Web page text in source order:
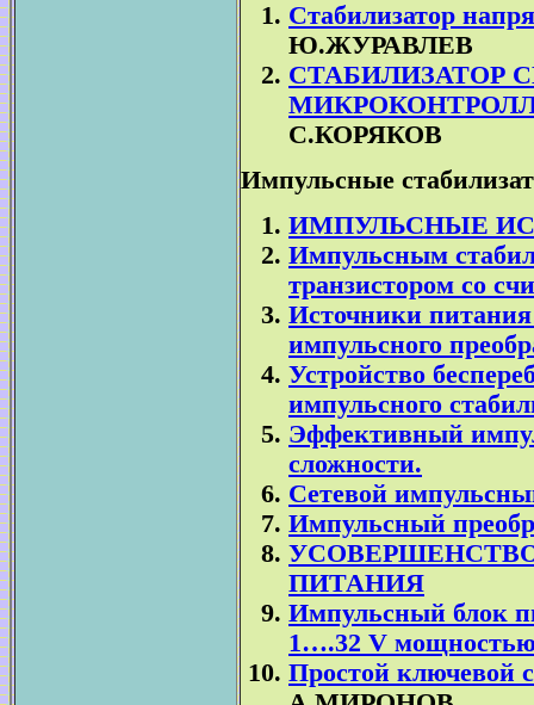
Стабилизатор
Ю.ЖУРАВЛЕВ
СТАБИЛИЗАТОР
С.КОРЯКОВ
Импульсные
ИМПУЛЬСНЫЕ
Импульсным
транзистором со
Источники питания
импульсного
Устройство
импульсного
Эффективный
сложности.
Сетевой
Импульсный
ПИТАНИЯ
Импульсный блок
1….32 V
Простой ключевой